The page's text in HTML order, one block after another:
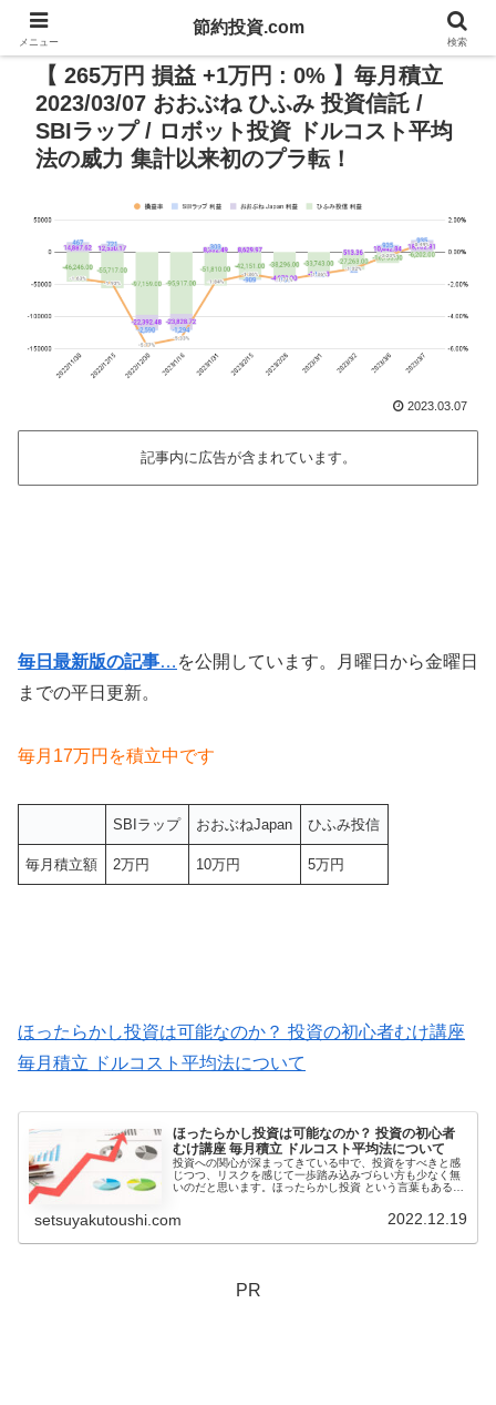
PR
【 265万円 損益 +1万円 : 0% 】毎月積立
2023/03/07 おおぶね ひふみ 投資信託 /
SBIラップ / ロボット投資 ドルコスト平均
法の威力 集計以来初のプラ転！
2023.03.07
記事内に広告が含まれています。
毎日最新版の記事… を公開しています。月曜日から金曜日
までの平日更新。
毎月17万円を積立中です
SBIラップ おおぶねJapan ひふみ投信
毎月積立額 2万円 10万円 5万円
ほったらかし投資は可能なのか？ 投資の初心者むけ講座
毎月積立 ドルコスト平均法について
ほったらかし投資は可能なのか？ 投資の初心者
むけ講座 毎月積立 ドルコスト平均法について
投資への関心が深まってきている中で、投資をすべきと感
じつつ、リスクを感じて一歩踏み込みづらい方も少なく無
いのだと思います。ほったらかし投資 という言葉もある通
setsuyakutoushi.com 2022.12.19
PR
メニュー
節約投資.com
検索